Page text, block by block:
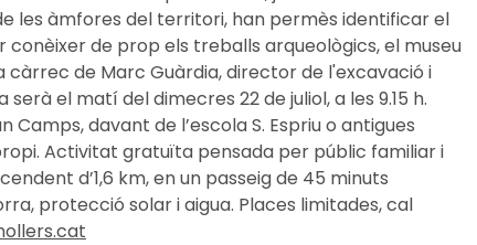
les àmfores del territori, han permès identificar el
de prop els treballs arqueològics, el museu
de Marc Guàrdia, director de l'excavació i
el matí del dimecres 22 de juliol, a les 9.15 h.
davant de l’escola S. Espriu o antigues
Activitat gratuïta pensada per públic familiar i
d’1,6 km, en un passeig de 45 minuts
protecció solar i aigua. Places limitades, cal